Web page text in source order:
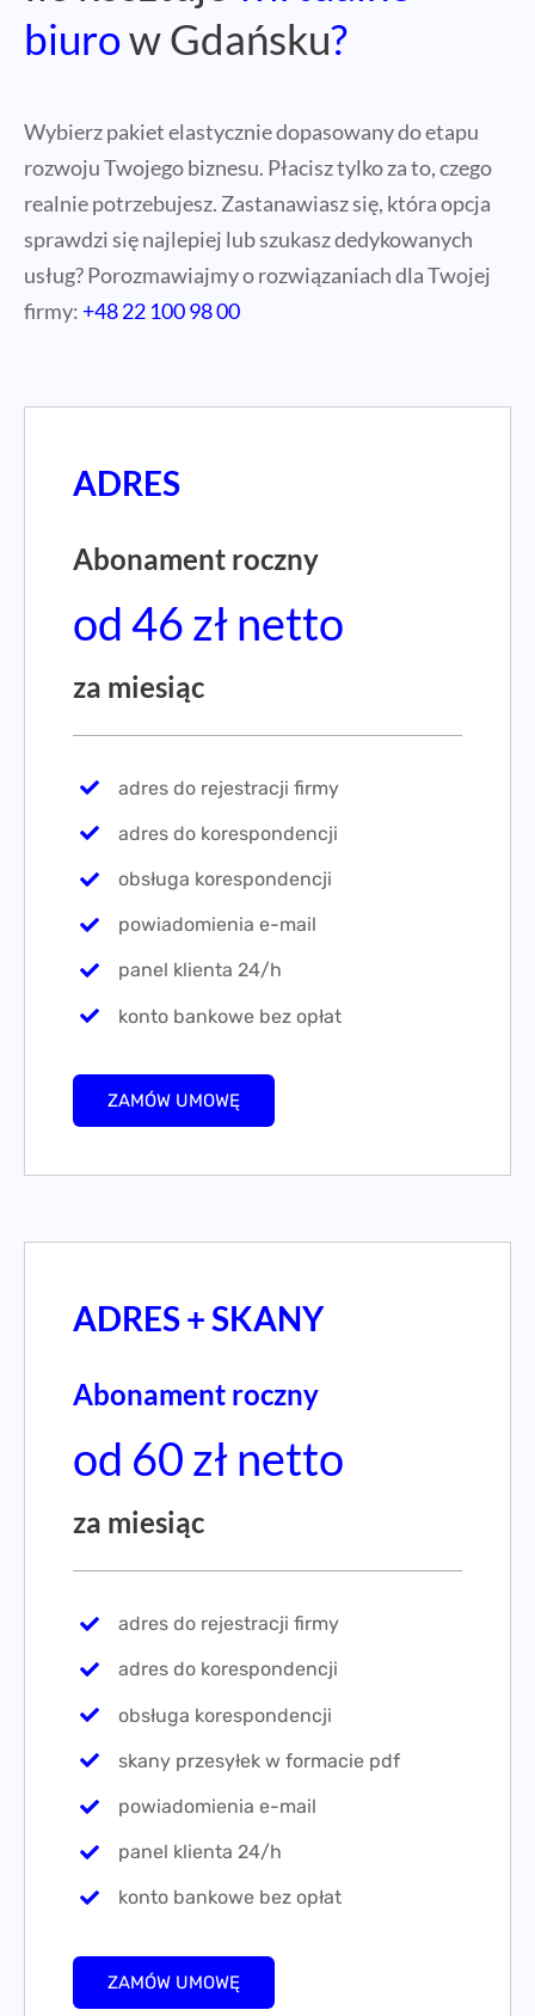
biurow Gdańsku?
Wybierz pakiet elastycznie dopasowany do etapu
rozwoju Twojego biznesu. Płacisz tylko za to, czego
realnie potrzebujesz. Zastanawiasz się, która opcja
sprawdzi się najlepiej lub szukasz dedykowanych
usług? Porozmawiajmy o rozwiązaniach dla Twojej
firmy:+48 22 100 98 00
ADRES
Abonament roczny
od 46 zł netto
za miesiąc
adres do rejestracji firmy
adres do korespondencji
obsługa korespondencji
powiadomienia e-mail
panel klienta 24/h
konto bankowe bez opłat
ZAMÓW UMOWĘ
ADRES + SKANY
Abonament roczny
od 60 zł netto
za miesiąc
adres do rejestracji firmy
adres do korespondencji
obsługa korespondencji
skany przesyłek w formacie pdf
powiadomienia e-mail
panel klienta 24/h
konto bankowe bez opłat
ZAMÓW UMOWĘ